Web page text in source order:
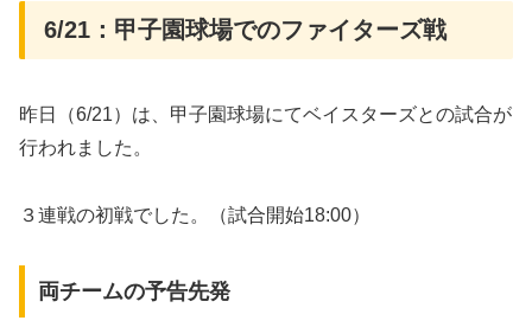
6/21：甲子園球場でのファイターズ戦
昨日（6/21）は、甲子園球場にてベイスターズとの試合が
行われました。
３連戦の初戦でした。（試合開始18:00）
両チームの予告先発